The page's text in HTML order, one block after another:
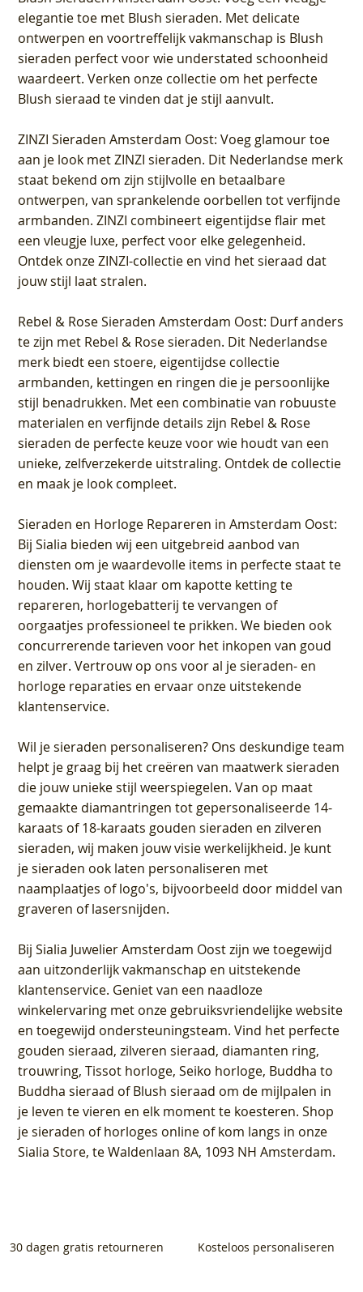
elegantie toe met Blush sieraden. Met delicate
ontwerpen en voortreffelijk vakmanschap is Blush
sieraden perfect voor wie understated schoonheid
waardeert. Verken onze collectie om het perfecte
Blush sieraad te vinden dat je stijl aanvult.
ZINZI Sieraden Amsterdam Oost: Voeg glamour toe
aan je look met ZINZI sieraden. Dit Nederlandse merk
staat bekend om zijn stijlvolle en betaalbare
ontwerpen, van sprankelende oorbellen tot verfijnde
armbanden. ZINZI combineert eigentijdse flair met
een vleugje luxe, perfect voor elke gelegenheid.
Ontdek onze ZINZI-collectie en vind het sieraad dat
jouw stijl laat stralen.
Rebel & Rose Sieraden Amsterdam Oost: Durf anders
te zijn met Rebel & Rose sieraden. Dit Nederlandse
merk biedt een stoere, eigentijdse collectie
armbanden, kettingen en ringen die je persoonlijke
stijl benadrukken. Met een combinatie van robuuste
materialen en verfijnde details zijn Rebel & Rose
sieraden de perfecte keuze voor wie houdt van een
unieke, zelfverzekerde uitstraling. Ontdek de collectie
en maak je look compleet.
Sieraden en Horloge Repareren in Amsterdam Oost:
Bij Sialia bieden wij een uitgebreid aanbod van
diensten om je waardevolle items in perfecte staat te
houden. Wij staat klaar om kapotte ketting te
repareren, horlogebatterij te vervangen of
oorgaatjes professioneel te prikken. We bieden ook
concurrerende tarieven voor het inkopen van goud
en zilver. Vertrouw op ons voor al je sieraden- en
horloge reparaties en ervaar onze uitstekende
klantenservice.
Wil je sieraden personaliseren? Ons deskundige team
helpt je graag bij het creëren van maatwerk sieraden
die jouw unieke stijl weerspiegelen. Van op maat
gemaakte diamantringen tot gepersonaliseerde 14-
karaats of 18-karaats gouden sieraden en zilveren
sieraden, wij maken jouw visie werkelijkheid. Je kunt
je sieraden ook laten personaliseren met
naamplaatjes of logo's, bijvoorbeeld door middel van
graveren of lasersnijden.
BijSialia Juwelier Amsterdam Oostzijn we toegewijd
aan uitzonderlijk vakmanschap en uitstekende
klantenservice. Geniet van een naadloze
winkelervaring met onze gebruiksvriendelijke website
en toegewijd ondersteuningsteam. Vind het perfecte
gouden sieraad, zilveren sieraad, diamanten ring,
trouwring, Tissot horloge, Seiko horloge, Buddha to
Buddha sieraad of Blush sieraad om de mijlpalen in
je leven te vieren en elk moment te koesteren. Shop
je sieraden of horloges online of kom langs in onze
Sialia Store, te Waldenlaan 8A, 1093 NH Amsterdam.
30 dagen gratis retourneren Kosteloos personaliseren